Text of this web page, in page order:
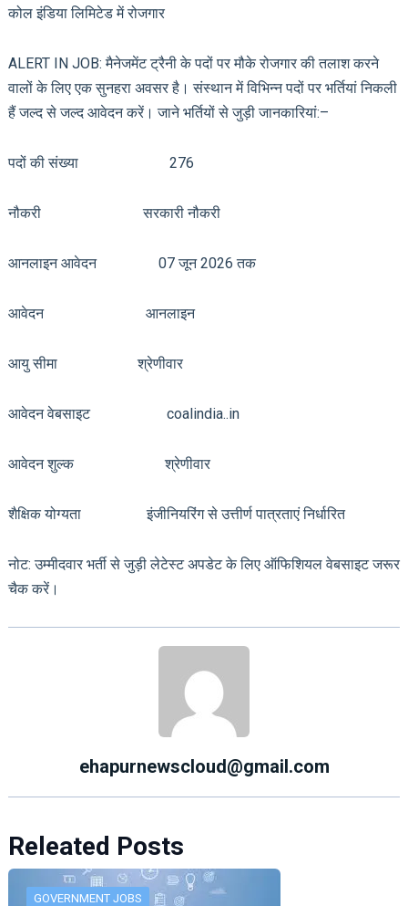
कोल इंडिया लिमिटेड में रोजगार
ALERT IN JOB: मैनेजमेंट ट्रैनी के पदों पर मौके रोजगार की तलाश करने
वालों के लिए एक सुनहरा अवसर है। संस्थान में विभिन्न पदों पर भर्तियां निकली
हैं जल्द से जल्द आवेदन करें। जाने भर्तियों से जुड़ी जानकारियां:–
पदों की संख्या 276
नौकरी सरकारी नौकरी
आनलाइन आवेदन 07 जून 2026 तक
आवेदन आनलाइन
आयु सीमा श्रेणीवार
आवेदन वेबसाइट coalindia..in
आवेदन शुल्क श्रेणीवार
शैक्षिक योग्यता इंजीनियरिंग से उत्तीर्ण पात्रताएं निर्धारित
नोट: उम्मीदवार भर्ती से जुड़ी लेटेस्ट अपडेट के लिए ऑफिशियल वेबसाइट जरूर
चैक करें।
ehapurnewscloud@gmail.com
Releated Posts
GOVERNMENT JOBS